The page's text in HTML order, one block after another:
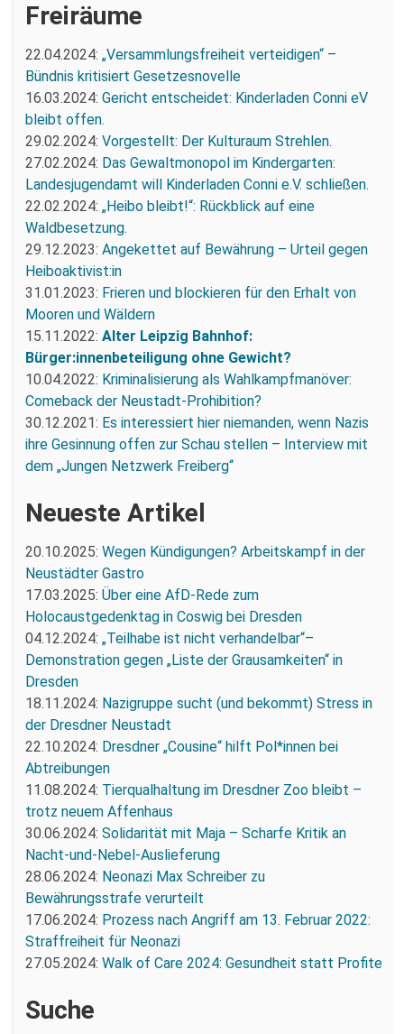
Freiräume
22.04.2024: „Versammlungsfreiheit verteidigen“ –
Bündnis kritisiert Gesetzesnovelle
16.03.2024: Gericht entscheidet: Kinderladen Conni eV
bleibt offen.
29.02.2024: Vorgestellt: Der Kulturaum Strehlen.
27.02.2024: Das Gewaltmonopol im Kindergarten:
Landesjugendamt will Kinderladen Conni e.V. schließen.
22.02.2024: „Heibo bleibt!“: Rückblick auf eine
Waldbesetzung.
29.12.2023: Angekettet auf Bewährung – Urteil gegen
Heiboaktivist:in
31.01.2023: Frieren und blockieren für den Erhalt von
Mooren und Wäldern
15.11.2022: Alter Leipzig Bahnhof:
Bürger:innenbeteiligung ohne Gewicht?
10.04.2022: Kriminalisierung als Wahlkampfmanöver:
Comeback der Neustadt-Prohibition?
30.12.2021: Es interessiert hier niemanden, wenn Nazis
ihre Gesinnung offen zur Schau stellen – Interview mit
dem „Jungen Netzwerk Freiberg“
Neueste Artikel
20.10.2025: Wegen Kündigungen? Arbeitskampf in der
Neustädter Gastro
17.03.2025: Über eine AfD-Rede zum
Holocaustgedenktag in Coswig bei Dresden
04.12.2024: „Teilhabe ist nicht verhandelbar“–
Demonstration gegen „Liste der Grausamkeiten“ in
Dresden
18.11.2024: Nazigruppe sucht (und bekommt) Stress in
der Dresdner Neustadt
22.10.2024: Dresdner „Cousine“ hilft Pol*innen bei
Abtreibungen
11.08.2024: Tierqualhaltung im Dresdner Zoo bleibt –
trotz neuem Affenhaus
30.06.2024: Solidarität mit Maja – Scharfe Kritik an
Nacht-und-Nebel-Auslieferung
28.06.2024: Neonazi Max Schreiber zu
Bewährungsstrafe verurteilt
17.06.2024: Prozess nach Angriff am 13. Februar 2022:
Straffreiheit für Neonazi
27.05.2024: Walk of Care 2024: Gesundheit statt Profite
Suche